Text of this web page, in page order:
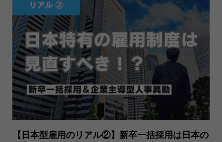
【日本型雇用のリアル②】新卒一括採用は日本の